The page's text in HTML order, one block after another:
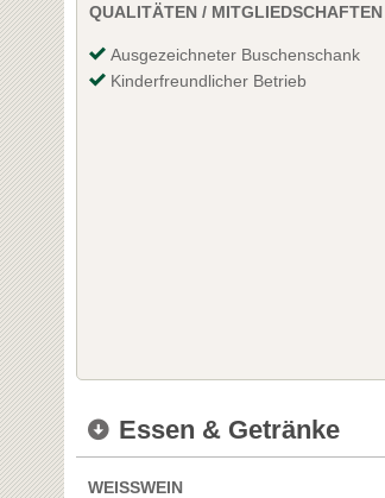
QUALITÄTEN / MITGLIEDSCHAFTEN
Ausgezeichneter Buschenschank
Kinderfreundlicher Betrieb
Essen & Getränke
WEISSWEIN